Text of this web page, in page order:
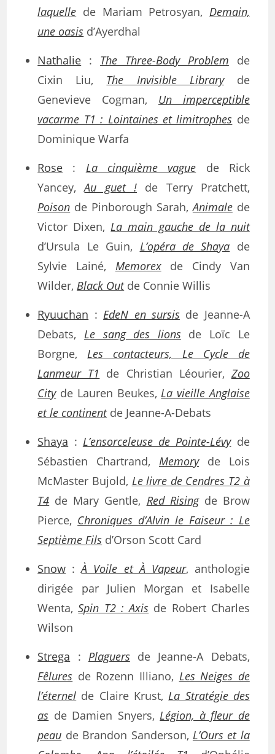
laquelle de Mariam Petrosyan, Demain,
une oasis d’Ayerdhal
Nathalie : The Three-Body Problem de
Cixin Liu, The Invisible Libraryde
Genevieve Cogman, Un imperceptible
vacarme T1 : Lointaines et limitrophes de
Dominique Warfa
Rose : La cinquième vague de Rick
Yancey,Au guet ! de Terry Pratchett,
Poison de Pinborough Sarah,Animalede
Victor Dixen,La main gauche de la nuit
d’Ursula Le Guin, L’opéra de Shaya de
Sylvie Lainé, Memorexde Cindy Van
Wilder,Black Outde Connie Willis
Ryuuchan :EdeN en sursisde Jeanne-A
Debats, Le sang des lionsde Loïc Le
Borgne,Les contacteurs, Le Cycle de
Lanmeur T1 de Christian Léourier, Zoo
Cityde Lauren Beukes,La vieille Anglaise
et le continentde Jeanne-A-Debats
Shaya : L’ensorceleuse de Pointe-Lévyde
Sébastien Chartrand, Memoryde Lois
McMaster Bujold, Le livre de Cendres T2 à
T4 de Mary Gentle, Red Risingde Brow
Pierce, Chroniques d’Alvin le Faiseur : Le
Septième Fils d’Orson Scott Card
Snow :À Voile et À Vapeur, anthologie
dirigée par Julien Morgan et Isabelle
Wenta,Spin T2 : Axis de Robert Charles
Wilson
Strega : Plaguersde Jeanne-A Debats,
Fêlures de Rozenn Illiano, Les Neiges de
l’éternel de Claire Krust,La Stratégie des
as de Damien Snyers,Légion, à fleur de
peau de Brandon Sanderson, L’Ours et la